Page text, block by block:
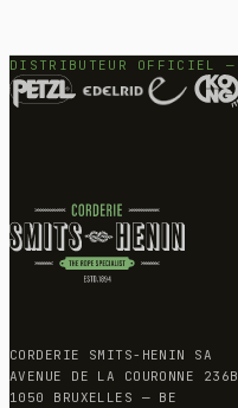
DISTRIBUTEUR OFFICIEL —
CORDERIE SMITS-HENIN SA
AVENUE DE LA COURONNE 236B
1050 BRUXELLES — BE